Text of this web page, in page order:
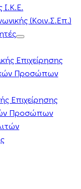
Ι.Κ.Ε.
(Κοιν.Σ.Επ.)
Επιχείρησης
Προσώπων
Επιχείρησης
Προσώπων